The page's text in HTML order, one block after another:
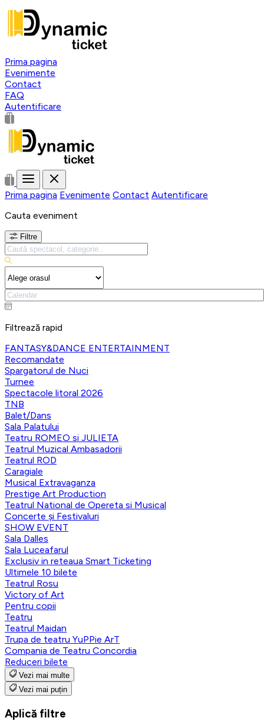
Prima pagina
Evenimente
Contact
FAQ
Autentificare
Prima pagina Evenimente Contact Autentificare
Cauta eveniment
Filtre
Filtrează rapid
FANTASY&DANCE ENTERTAINMENT
Recomandate
Spargatorul de Nuci
Turnee
Spectacole litoral 2026
TNB
Balet/Dans
Sala Palatului
Teatru ROMEO si JULIETA
Teatrul Muzical Ambasadorii
Teatrul ROD
Caragiale
Musical Extravaganza
Prestige Art Production
Teatrul National de Opereta si Musical
Concerte și Festivaluri
SHOW EVENT
Sala Dalles
Sala Luceafarul
Exclusiv in reteaua Smart Ticketing
Ultimele 10 bilete
Teatrul Rosu
Victory of Art
Pentru copii
Teatru
Teatrul Maidan
Trupa de teatru YuPPie ArT
Compania de Teatru Concordia
Reduceri bilete
Vezi mai multe
Vezi mai puțin
Aplică filtre